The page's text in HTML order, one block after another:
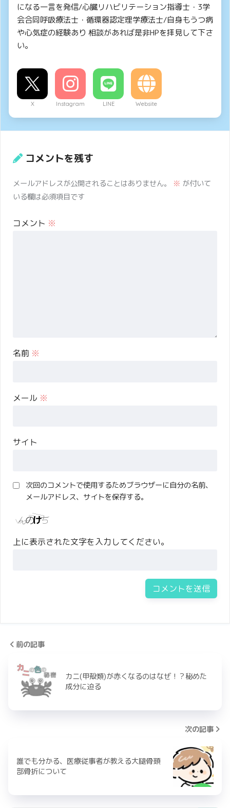
になる一言を発信/心臓リハビリテーション指導士・3学
会合同呼吸療法士・循環器認定理学療法士/自身もうつ病
や心気症の経験あり 相談があれば是非HPを拝見して下さ
い。
X Instagram LINE Website
コメントを残す
メールアドレスが公開されることはありません。 ※ が付いて
いる欄は必須項目です
コメント ※
名前 ※
メール ※
サイト
次回のコメントで使用するためブラウザーに自分の名前、
メールアドレス、サイトを保存する。
上に表示された文字を入力してください。
前の記事
カニ(甲殻類)が赤くなるのはなぜ！？秘めた
成分に迫る
次の記事
誰でも分かる、医療従事者が教える大腿骨頚
部骨折について